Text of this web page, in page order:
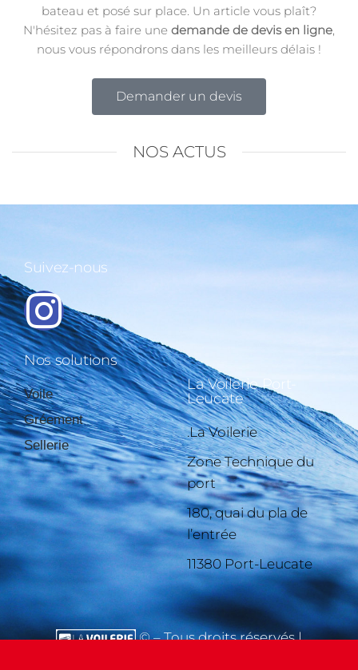
bateau et posé sur place. Un article vous plaît?
N'hésitez pas à faire une demande de devis en ligne,
nous vous répondrons dans les meilleurs délais !
Demander un devis
NOS ACTUS
Suivez-nous
Nos solutions
Voile
Gréement
Sellerie
La Voilerie Port-
Leucate
.La Voilerie
Zone Technique du
port
180, quai du pla de
l’entrée
11380 Port-Leucate
© – Tous droits réservés |